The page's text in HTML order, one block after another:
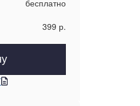
бесплатно
399 р.